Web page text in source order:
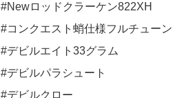
#Newロッドクラーケン822XH
#コンクエスト蛸仕様フルチューン
#デビルエイト33グラム
#デビルパラシュート
#デビルクロー